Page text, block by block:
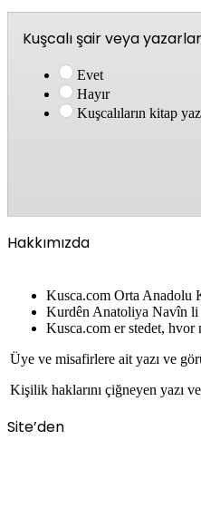
Kuşcalı şair veya
Evet
Hayır
Kuşcalıların kitap
Hakkımızda
Kusca.com Orta Anadolu
Kurdên Anatoliya Navîn li
Kusca.com er stedet, hvor
Üye ve misafirlere ait yazı ve
Kişilik haklarını çiğneyen yazı
Site’den